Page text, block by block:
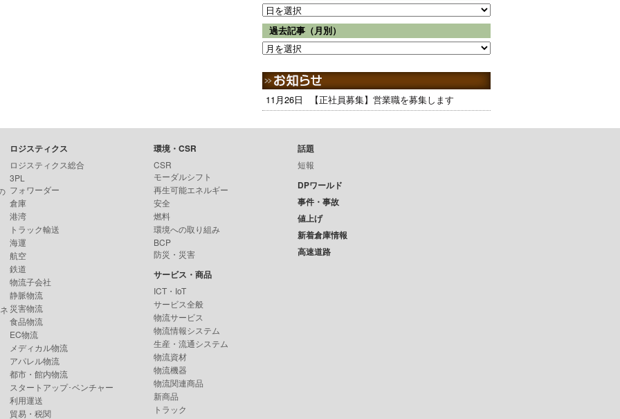
過去記事（月別）
11月26日 【正社員募集】営業職を募集します
ロジスティクス
ロジスティクス総合
3PL
フォワーダー
倉庫
港湾
トラック輸送
海運
航空
鉄道
物流子会社
静脈物流
災害物流
食品物流
EC物流
メディカル物流
アパレル物流
都市・館内物流
スタートアップ･ベンチャー
利用運送
貿易・税関
環境・CSR
CSR
モーダルシフト
再生可能エネルギー
安全
燃料
環境への取り組み
BCP
防災・災害
サービス・商品
ICT・IoT
サービス全般
物流サービス
物流情報システム
生産・流通システム
物流資材
物流機器
物流関連商品
新商品
トラック
話題
短報
DPワールド
事件・事故
値上げ
新着倉庫情報
高速道路